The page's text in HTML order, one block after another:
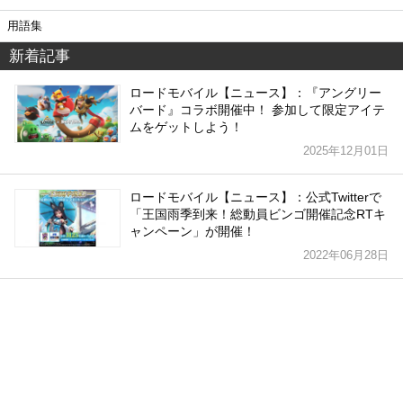
用語集
新着記事
ロードモバイル【ニュース】：『アングリー
バード』コラボ開催中！ 参加して限定アイテ
ムをゲットしよう！
2025年12月01日
ロードモバイル【ニュース】：公式Twitterで
「王国雨季到来！総動員ビンゴ開催記念RTキ
ャンペーン」が開催！
2022年06月28日